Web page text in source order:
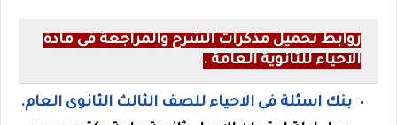
روابط تحميل مذكرات الشرح والمراجعة فى مادة
الاحياء للثانوية العامة .
بنك اسئلة فى الاحياء للصف الثالث الثانوى العام.